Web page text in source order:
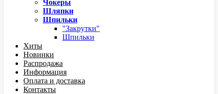
Чокеры
Шляпки
Шпильки
"Закрутки"
Шпильки
Хиты
Новинки
Распродажа
Информация
Оплата и доставка
Контакты